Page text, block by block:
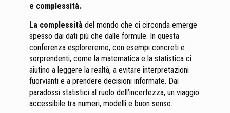
e complessità.
La complessitàdel mondo che ci circonda emerge
spesso dai dati più che dalle formule. In questa
conferenza esploreremo, con esempi concreti e
sorprendenti, come la matematica e la statistica ci
aiutino a leggere la realtà, a evitare interpretazioni
fuorvianti e a prendere decisioni informate. Dai
paradossi statistici al ruolo dell’incertezza, un viaggio
accessibile tra numeri, modelli e buon senso.